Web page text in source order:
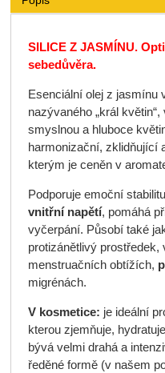
SILICE Z JASMÍNU.
sebedůvěra.
Esenciální olej z jasmínu
nazývaného „král
smyslnou a hluboce
harmonizační, zklidňující
kterým je ceněn v
Podporuje emoční
vnitřní napětí, pomáhá
vyčerpání. Působí také
protizánětlivý prostředek,
menstruačních obtížích,
migrénách.
V kosmetice: je ideální
kterou zjemňuje,
bývá velmi drahá a
ředěné formě (v našem